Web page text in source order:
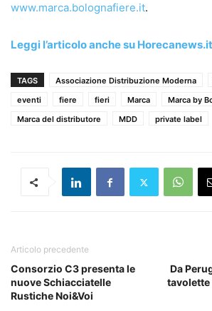
www.marca.bolognafiere.it.
Leggi l’articolo anche su Horecanews.it
TAGS Associazione Distribuzione Moderna
eventi
fiere fieri Marca
Marca by
Marca del distributore
MDD private label
Articolo precedente
Consorzio C3 presenta le
nuove Schiacciatelle
Rustiche Noi&Voi
Da
tavolette